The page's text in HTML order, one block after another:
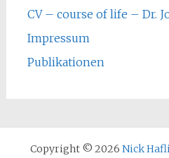
CV – course of life – Dr.
Impressum
Publikationen
Copyright © 2026 Nick